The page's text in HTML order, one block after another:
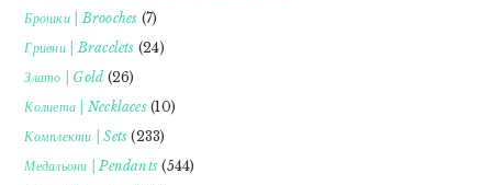
Брошки | Brooches (7)
Гривни | Bracelets (24)
Злато | Gold (26)
Колиета | Necklaces(10)
Комплекти | Sets (233)
Медальони | Pendants (544)